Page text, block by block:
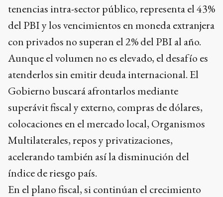
tenencias intra-sector público, representa el 43%
del PBI y los vencimientos en moneda extranjera
con privados no superan el 2% del PBI al año.
Aunque el volumen no es elevado, el desafío es
atenderlos sin emitir deuda internacional. El
Gobierno buscará afrontarlos mediante
superávit fiscal y externo, compras de dólares,
colocaciones en el mercado local, Organismos
Multilaterales, repos y privatizaciones,
acelerando también así la disminución del
índice de riesgo país.
En el plano fiscal, si continúan el crecimiento